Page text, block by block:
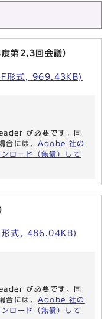
第2,3回会議）
形式, 969.43KB)
が必要です。同
合には、 Adobe 社の
ロード（無償）して
式, 486.04KB)
が必要です。同
合には、 Adobe 社の
ロード（無償）して